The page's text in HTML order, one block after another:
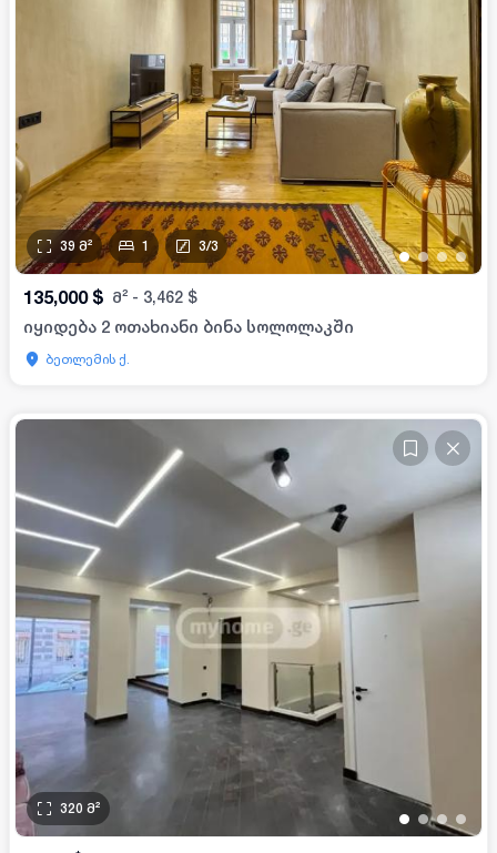
••••
39 მ² 1 3/3
135,000 $ მ² - 3,462 $
იყიდება 2 ოთახიანი ბინა სოლოლაკში
ბეთლემის ქ.
• •••
320 მ²